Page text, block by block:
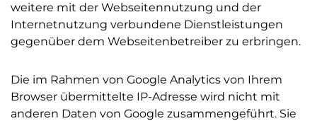
weitere mit der Webseitennutzung und der
Internetnutzung verbundene Dienstleistungen
gegenüber dem Webseitenbetreiber zu erbringen.
Die im Rahmen von Google Analytics von Ihrem
Browser übermittelte IP-Adresse wird nicht mit
anderen Daten von Google zusammengeführt. Sie